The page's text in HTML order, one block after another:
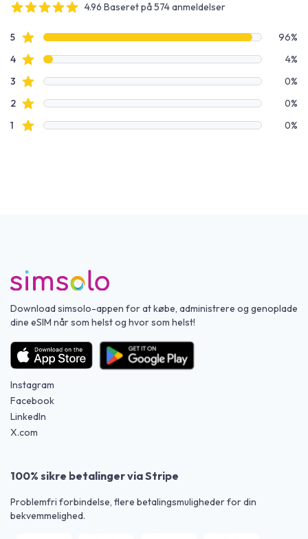
4.96 Baseret på 574 anmeldelser
Anmeldelsesdata
5Stjerneanmeldelser
96%
4Stjerneanmeldelser
4%
3 Stjerneanmeldelser
0%
2Stjerneanmeldelser
0%
1 Stjerneanmeldelser 0%
Download simsolo-appen for at købe, administrere og genoplade
dine eSIM når som helst og hvor som helst!
Instagram
Facebook
LinkedIn
X.com
100% sikre betalinger via Stripe
Problemfri forbindelse, flere betalingsmuligheder for din
bekvemmelighed.